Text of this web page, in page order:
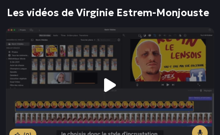
Les vidéos de Virginie Estrem-Monjouste